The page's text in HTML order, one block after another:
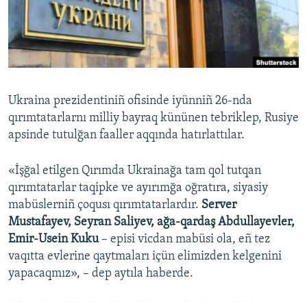
Русский
Українською
Ukraina prezidentiniñ ofisinde iyünniñ 26-nda
qırımtatarlarnı milliy bayraq kününen tebriklep, Rusiye
apsinde tutulğan faaller aqqında hatırlattılar.
«İşğal etilgen Qırımda Ukrainağa tam qol tutqan
qırımtatarlar taqipke ve ayırımğa oğratıra, siyasiy
mabüslerniñ çoqusı qırımtatarlardır. Server
Mustafayev, Seyran Saliyev, ağa-qardaş Abdullayevler,
Emir-Usein Kuku– episi vicdan mabüsi ola, eñ tez
vaqıtta evlerine qaytmaları içün elimizden kelgenini
yapacaqmız», – dep aytıla haberde.